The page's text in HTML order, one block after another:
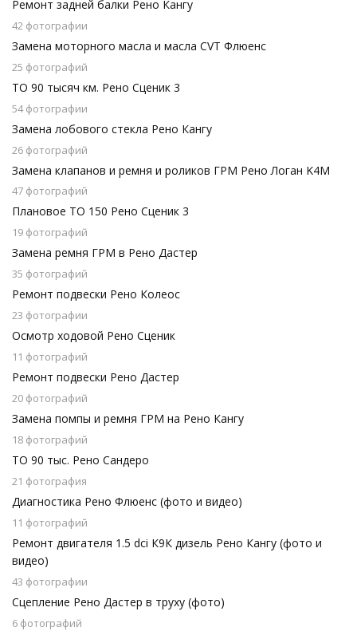
Ремонт задней балки Рено Кангу
42 фотографии
Замена моторного масла и масла CVT Флюенс
25 фотографий
ТО 90 тысяч км. Рено Сценик 3
54 фотографии
Замена лобового стекла Рено Кангу
26 фотографий
Замена клапанов и ремня и роликов ГРМ Рено Логан K4M
47 фотографий
Плановое ТО 150 Рено Сценик 3
19 фотографий
Замена ремня ГРМ в Рено Дастер
35 фотографий
Ремонт подвески Рено Колеос
23 фотографии
Осмотр ходовой Рено Сценик
11 фотографий
Ремонт подвески Рено Дастер
20 фотографий
Замена помпы и ремня ГРМ на Рено Кангу
18 фотографий
ТО 90 тыс. Рено Сандеро
21 фотография
Диагностика Рено Флюенс (фото и видео)
11 фотографий
Ремонт двигателя 1.5 dci К9К дизель Рено Кангу (фото и
видео)
43 фотографии
Сцепление Рено Дастер в труху (фото)
6 фотографий